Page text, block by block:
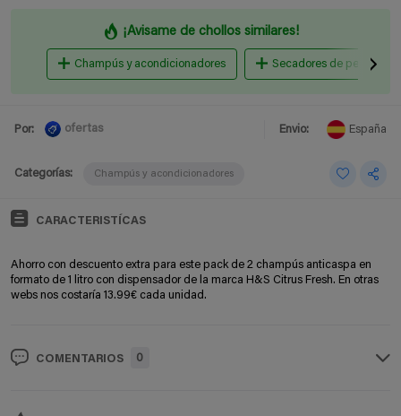
¡Avisame de chollos similares!
Champús y acondicionadores Secadores de pelo
Por: ofertas Envio: España
Categorías: Champús y acondicionadores
CARACTERISTÍCAS
Ahorro con descuento extra para este pack de 2 champús anticaspa en
formato de 1 litro con dispensador de la marca H&S Citrus Fresh. En otras
webs nos costaría 13.99€ cada unidad.
COMENTARIOS 0